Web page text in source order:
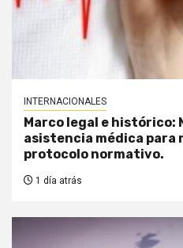
INTERNACIONALES
Marco legal e histórico:
asistencia médica
protocolo normativo.
1 día atrás